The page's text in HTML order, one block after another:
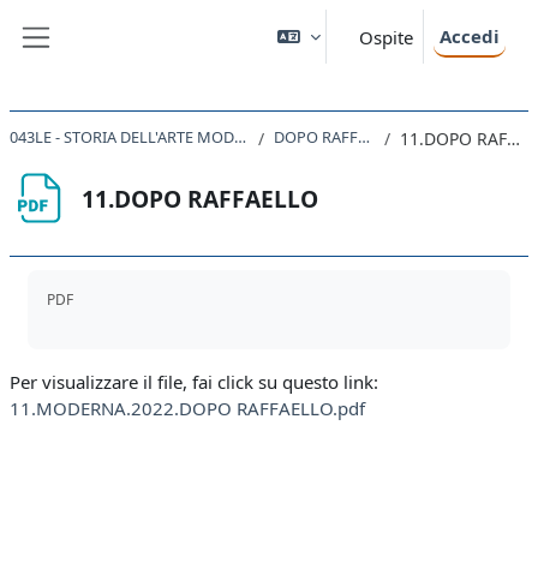
Ospite Accedi
043LE - STORIA DELL'ARTE MODERNA 2022 DOPO RAFFAELLO 11.DOPO RAFFAELLO
11.DOPO RAFFAELLO
PDF
Per visualizzare il file, fai click su questo link:
11.MODERNA.2022.DOPO RAFFAELLO.pdf